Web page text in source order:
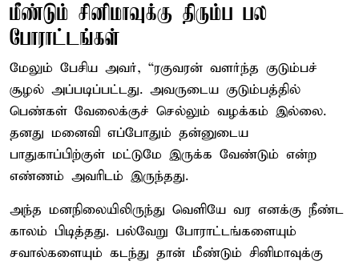
மீண்டும் சினிமாவுக்கு திரும்ப பல
போராட்டங்கள்
மேலும் பேசிய அவர், “ரகுவரன் வளர்ந்த குடும்பச்
சூழல் அப்படிப்பட்டது. அவருடைய குடும்பத்தில்
பெண்கள் வேலைக்குச் செல்லும் வழக்கம் இல்லை.
தனது மனைவி எப்போதும் தன்னுடைய
பாதுகாப்பிற்குள் மட்டுமே இருக்க வேண்டும் என்ற
எண்ணம் அவரிடம் இருந்தது.
அந்த மனநிலையிலிருந்து வெளியே வர எனக்கு நீண்ட
காலம் பிடித்தது. பல்வேறு போராட்டங்களையும்
சவால்களையும் கடந்து தான் மீண்டும் சினிமாவுக்கு